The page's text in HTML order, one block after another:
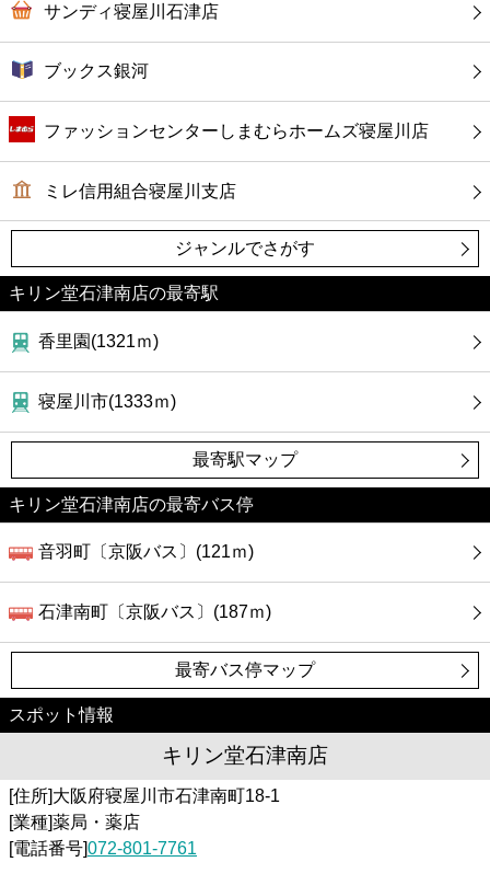
サンディ寝屋川石津店
ブックス銀河
ファッションセンターしまむらホームズ寝屋川店
ミレ信用組合寝屋川支店
ジャンルでさがす
キリン堂石津南店の最寄駅
香里園(1321ｍ)
寝屋川市(1333ｍ)
最寄駅マップ
キリン堂石津南店の最寄バス停
音羽町〔京阪バス〕(121ｍ)
石津南町〔京阪バス〕(187ｍ)
最寄バス停マップ
スポット情報
キリン堂石津南店
[住所]大阪府寝屋川市石津南町18-1
[業種]薬局・薬店
[電話番号]072-801-7761